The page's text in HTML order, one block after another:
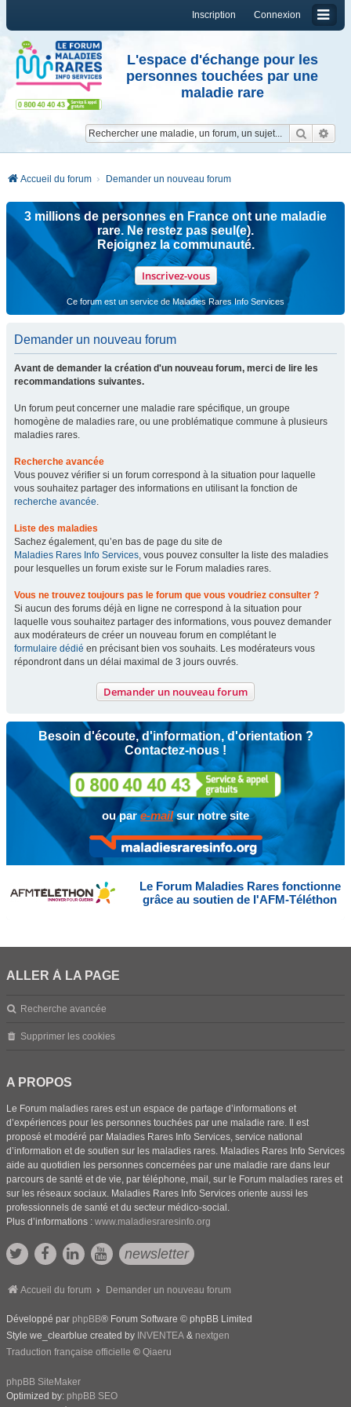
Connexion
Inscription
L'espace d'échange pour les
personnes touchées par une
maladie rare
Accueil du forum Demander un nouveau forum
3 millions de personnes en France ont une maladie
rare. Ne restez pas seul(e).
Rejoignez la communauté.
Inscrivez-vous
Ce forum est un service de Maladies Rares Info Services
Demander un nouveau forum
Avant de demander la création d'un nouveau forum, merci de lire les
recommandations suivantes.
Un forum peut concerner une maladie rare spécifique, un groupe
homogène de maladies rare, ou une problématique commune à plusieurs
maladies rares.
Recherche avancée
Vous pouvez vérifier si un forum correspond à la situation pour laquelle
vous souhaitez partager des informations en utilisant la fonction de
recherche avancée.
Liste des maladies
Sachez également, qu’en bas de page du site de
Maladies Rares Info Services, vous pouvez consulter la liste des maladies
pour lesquelles un forum existe sur le Forum maladies rares.
Vous ne trouvez toujours pas le forum que vous voudriez consulter ?
Si aucun des forums déjà en ligne ne correspond à la situation pour
laquelle vous souhaitez partager des informations, vous pouvez demander
aux modérateurs de créer un nouveau forum en complétant le
formulaire dédié en précisant bien vos souhaits. Les modérateurs vous
répondront dans un délai maximal de 3 jours ouvrés.
Demander un nouveau forum
Besoin d'écoute, d'information, d'orientation ?
Contactez-nous !
ou pare-mailsur notre site
Le Forum Maladies Rares fonctionne
grâce au soutien de l'AFM-Téléthon
ALLER À LA PAGE
Recherche avancée
Supprimer les cookies
A PROPOS
Le Forum maladies rares est un espace de partage d’informations et
d’expériences pour les personnes touchées par une maladie rare. Il est
proposé et modéré par Maladies Rares Info Services, service national
d’information et de soutien sur les maladies rares. Maladies Rares Info Services
aide au quotidien les personnes concernées par une maladie rare dans leur
parcours de santé et de vie, par téléphone, mail, sur le Forum maladies rares et
sur les réseaux sociaux. Maladies Rares Info Services oriente aussi les
professionnels de santé et du secteur médico-social.
Plus d’informations : www.maladiesraresinfo.org
newsletter
Accueil du forum Demander un nouveau forum
Développé par phpBB® Forum Software © phpBB Limited
Style we_clearblue created by INVENTEA & nextgen
Traduction française officielle © Qiaeru
phpBB SiteMaker
Optimized by: phpBB SEO